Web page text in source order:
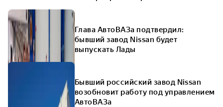
Глава АвтоВАЗа подтвердил:
бывший завод Nissan будет
выпускать Лады
Бывший российский завод Nissan
возобновит работу под управлением
АвтоВАЗа